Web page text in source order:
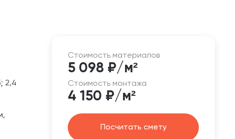
2,4
Стоимость материалов
5 098 ₽/м²
Стоимость монтажа
4 150 ₽/м²
Посчитать смету